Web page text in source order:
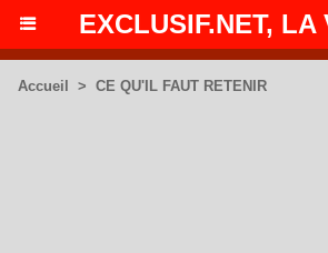
EXCLUSIF.NET, LA
Accueil > CE QU'IL FAUT RETENIR